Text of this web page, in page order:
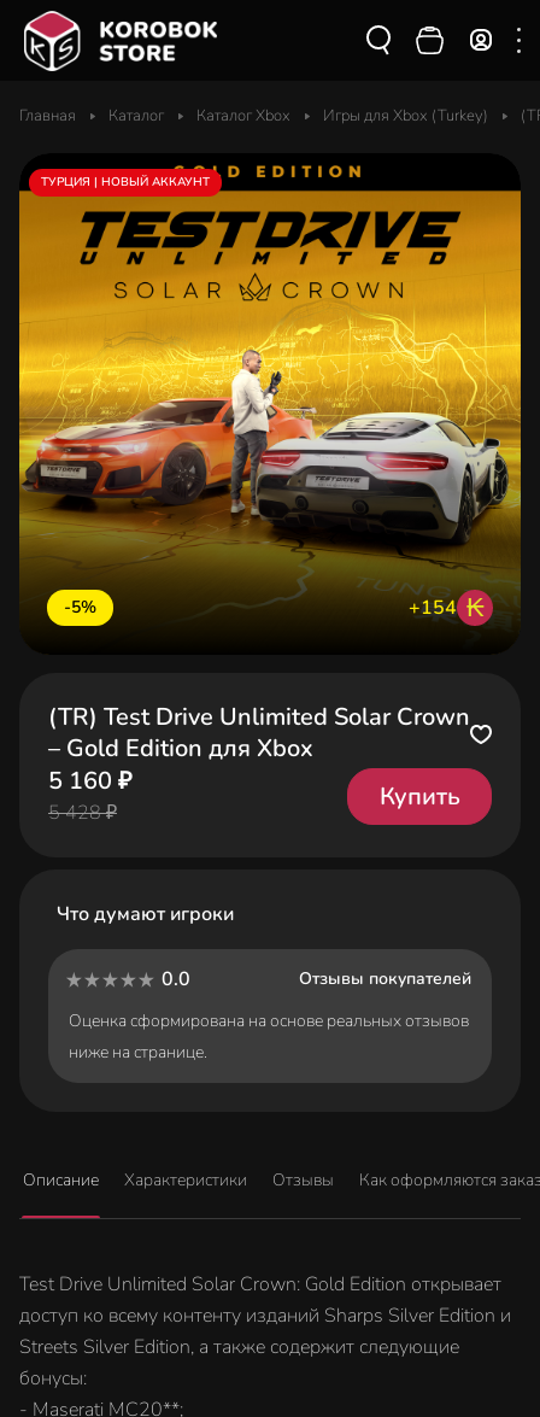
Главная Каталог Каталог Xbox Игры для Xbox (Turkey)
-5% +154 ₭
ТУРЦИЯ | НОВЫЙ АККАУНТ
(TR) Test Drive Unlimited Solar Crown
– Gold Edition для Xbox
5 160 ₽
5 428 ₽
Купить
Что думают игроки
0.0
Отзывы покупателей
Оценка сформирована на основе реальных отзывов
ниже на странице.
Описание Характеристики Отзывы Как оформляются
Test Drive Unlimited Solar Crown: Gold Edition открывает
доступ ко всему контенту изданий Sharps Silver Edition и
Streets Silver Edition, а также содержит следующие
бонусы:
- Maserati MC20**;